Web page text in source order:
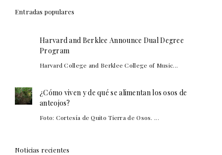
Entradas populares
Harvard and Berklee Announce Dual Degree
Program
Harvard College and Berklee College of Music...
¿Cómo viven y de qué se alimentan los osos de
anteojos?
Foto: Cortesía de Quito Tierra de Osos. ...
Noticias recientes